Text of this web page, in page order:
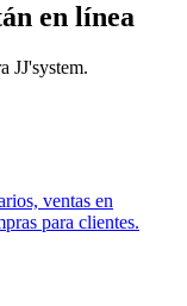
en línea
JJ'system.
ventas en
para clientes.